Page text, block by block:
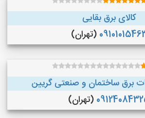
کالای برق بقایی
(تهران)
برق ساختمان و صنعتی گریین
(تهران)